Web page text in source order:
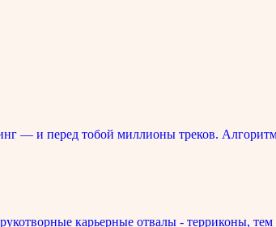
— и перед тобой миллионы треков.
карьерные отвалы - терриконы,